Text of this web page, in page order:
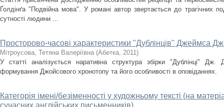
Ґолдінґа "Подвійна мова". У романі автор звертається до трагічних
сутності людини ...
Просторово-часові характеристики "Дублінців" Джеймса
Мітроусова, Тетянa Валеріївнa (Абетка, 2011)
У статті аналізується наративна структура збірки "Дублінці"
формування Джойсового хронотопу та його особливості в оповіданнях.
Категорія імені/безіменності у художньому тексті (на
сучасних англійських письменників)